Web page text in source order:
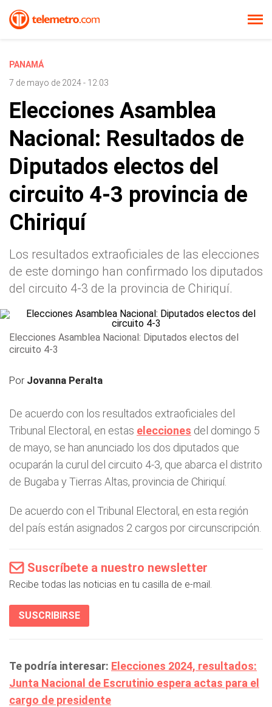
PANAMÁ
7 de mayo de 2024 - 12:03
Elecciones Asamblea
Nacional: Resultados de
Diputados electos del
circuito 4-3 provincia de
Chiriquí
Los resultados extraoficiales de las elecciones
de este domingo han confirmado los diputados
del circuito 4-3 de la provincia de Chiriquí.
Elecciones Asamblea Nacional: Diputados electos del
circuito 4-3
Por Jovanna Peralta
De acuerdo con los resultados extraoficiales del
Tribunal Electoral, en estas elecciones del domingo 5
de mayo, se han anunciado los dos diputados que
ocuparán la curul del circuito 4-3, que abarca el distrito
de Bugaba y Tierras Altas, provincia de Chiriquí.
De acuerdo con el Tribunal Electoral, en esta región
del país están asignados 2 cargos por circunscripción.
Suscríbete a nuestro newsletter
Recibe todas las noticias en tu casilla de e-mail.
SUSCRIBIRSE
Te podría interesar: Elecciones 2024, resultados:
Junta Nacional de Escrutinio espera actas para el
cargo de presidente